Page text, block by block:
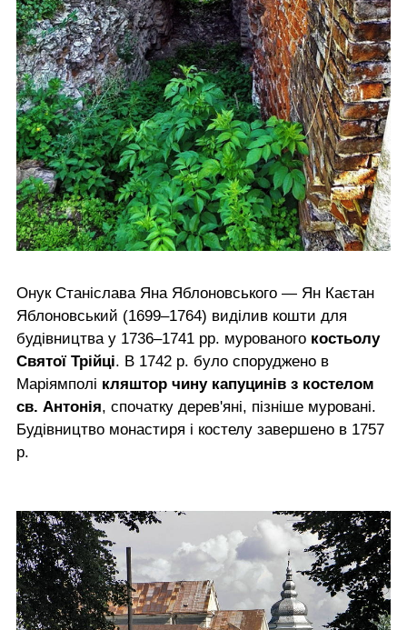
Онук Станіслава Яна Яблоновського — Ян Каєтан
Яблоновський (1699–1764) виділив кошти для
будівництва у 1736–1741 рр. мурованого костьолу
Святої Трійці. В 1742 р. було споруджено в
Маріямполі кляштор чину капуцинів з костелом
св. Антонія, спочатку дерев'яні, пізніше муровані.
Будівництво монастиря і костелу завершено в 1757
р.